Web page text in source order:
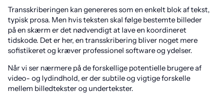
Transskriberingen kan genereres som en enkelt blok af tekst,
typisk prosa. Men hvis teksten skal følge bestemte billeder
på en skærm er det nødvendigt at lave en koordineret
tidskode. Det er her, en transskribering bliver noget mere
sofistikeret og kræver professionel software og ydelser.
Når vi ser nærmere på de forskellige potentielle brugere af
video- og lydindhold, er der subtile og vigtige forskelle
mellem billedtekster og undertekster.